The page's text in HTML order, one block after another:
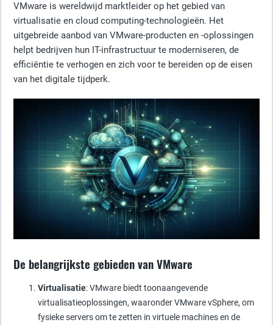
VMware is wereldwijd marktleider op het gebied van
virtualisatie en cloud computing-technologieën. Het
uitgebreide aanbod van VMware-producten en -oplossingen
helpt bedrijven hun IT-infrastructuur te moderniseren, de
efficiëntie te verhogen en zich voor te bereiden op de eisen
van het digitale tijdperk.
De belangrijkste gebieden van VMware
Virtualisatie: VMware biedt toonaangevende
virtualisatieoplossingen, waaronder VMware vSphere, om
fysieke servers om te zetten in virtuele machines en de